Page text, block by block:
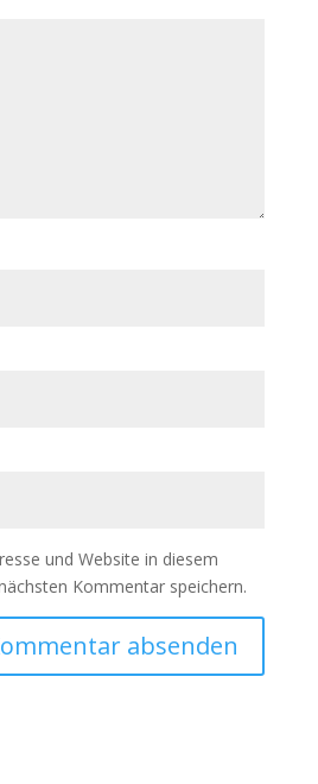
und Website in diesem
Kommentar speichern.